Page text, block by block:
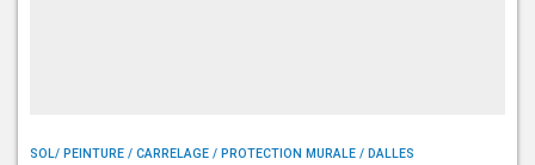
SOL/ PEINTURE / CARRELAGE / PROTECTION MURALE / DALLES